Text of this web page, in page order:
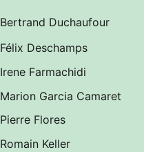
Bertrand Duchaufour
Félix Deschamps
Irene Farmachidi
Marion Garcia Camaret
Pierre Flores
Romain Keller